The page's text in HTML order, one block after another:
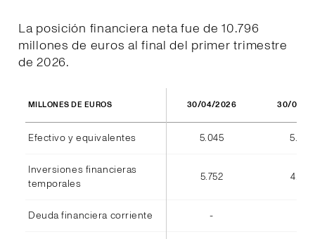
La posición financiera neta fue de 10.796
millones de euros al final del primer trimestre
de 2026.
MILLONES DE EUROS 30/04/2026 30/04/
Efectivo y equivalentes 5.045 5.973
Inversiones financieras
temporales
5.752 4.812
Deuda financiera corriente -